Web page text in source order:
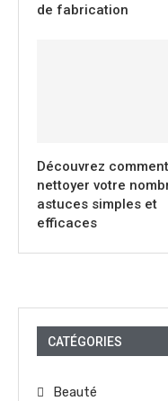
de fabrication
Découvrez comment
nettoyer votre
astuces simples et
efficaces
CATÉGORIES
Beauté